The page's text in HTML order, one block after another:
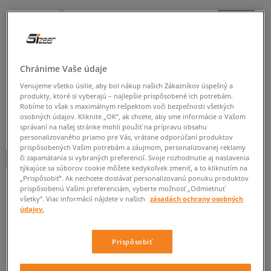
REEBOK ŠORTKY MARCUS
SMALL LOGO FLEECE SHORTS
5.0 (1 )
37€ -35% (počiatočná cena)
€ -17% (najnižšia cena za posledných 30 dní pred zľavou)
24€cena s DPH
+ 24 BODOV V SIZEERCLUBE
Vyberte veľkosť
FARBAČIERNA
Chránime Vaše údaje
Venujeme všetko úsilie, aby bol nákup našich Zákazníkov úspešný a
produkty, ktoré si vyberajú – najlepšie prispôsobené ich potrebám.
Robíme to však s maximálnym rešpektom voči bezpečnosti všetkých
osobných údajov. Kliknite „OK”, ak chcete, aby sme informácie o Vašom
správaní na našej stránke mohli použiť na prípravu obsahu
personalizovaného priamo pre Vás, vrátane odporúčaní produktov
prispôsobených Vašim potrebám a záujmom, personalizovanej reklamy
či zapamätania si vybraných preferencií. Svoje rozhodnutie aj nastavenia
týkajúce sa súborov cookie môžete kedykoľvek zmeniť, a to kliknutím na
„Prispôsobiť”. Ak nechcete dostávať personalizovanú ponuku produktov
prispôsobenú Vašim preferenciám, vyberte možnosť „Odmietnuť
všetky”. Viac informácií nájdete v našich
zásadách ochrany osobných
údajov.
Prispôsobiť